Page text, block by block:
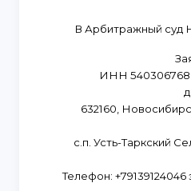
В Арбитражный суд
ИНН
632160,
с.п. Усть-Таркский
Телефон: